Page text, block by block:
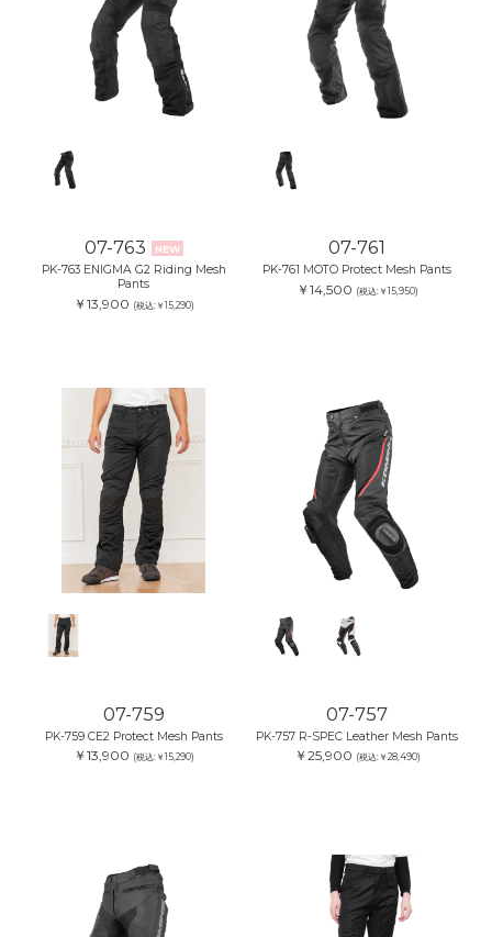
07-763 NEW
PK-763 ENIGMA G2 Riding Mesh
Pants
￥13,900 (税込:￥15,290)
07-761
PK-761 MOTO Protect Mesh Pants
￥14,500 (税込:￥15,950)
07-759
PK-759 CE2 Protect Mesh Pants
￥13,900 (税込:￥15,290)
07-757
PK-757 R-SPEC Leather Mesh Pants
￥25,900 (税込:￥28,490)